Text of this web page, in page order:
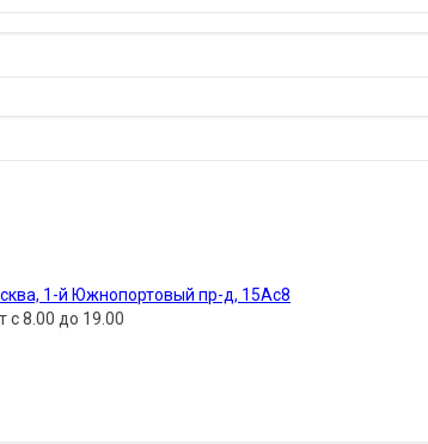
1-й Южнопортовый пр-д, 15Ас8
с 8.00 до 19.00